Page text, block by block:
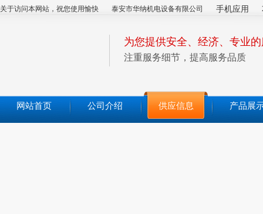
关于访问本网站，祝您使用愉快 泰安市华纳机电设备有限公司 手机应用
为您提供安全、经济、专业
注重服务细节，提高服务品质
网站首页 公司介绍 供应信息 产品展